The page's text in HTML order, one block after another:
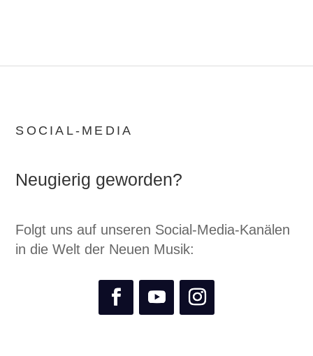
SOCIAL-MEDIA
Neugierig geworden?
Folgt uns auf unseren Social-Media-Kanälen
in die Welt der Neuen Musik: